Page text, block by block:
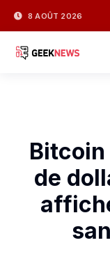
8 AOÛT 2026
Bitcoin
de